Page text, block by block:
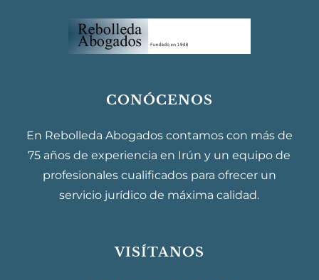
CONÓCENOS
En Rebolleda Abogados contamos con más de
75 años de experiencia en Irún y un equipo de
profesionales cualificados para ofrecer un
servicio jurídico de máxima calidad.
VISÍTANOS